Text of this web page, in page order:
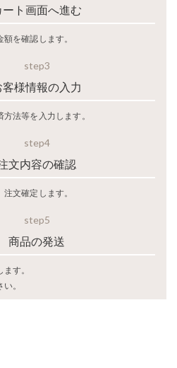
ート画面へ進む
を確認します。
step3
客様情報の入力
法等を入力します。
step4
文内容の確認
文確定します。
step5
商品の発送
す。
。